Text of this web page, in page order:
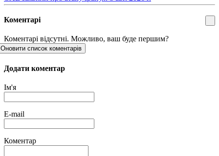
Коментарі
Коментарі відсутні. Можливо, ваш буде першим?
Оновити список коментарів
Додати коментар
Ім'я
E-mail
Коментар